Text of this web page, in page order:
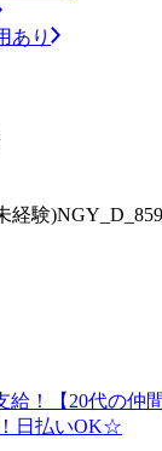
あり
経験
給！【20代の仲
日払いOK☆